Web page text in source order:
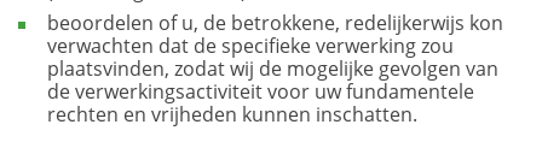
beoordelen of u, de betrokkene, redelijkerwijs kon
verwachten dat de specifieke verwerking zou
plaatsvinden, zodat wij de mogelijke gevolgen van
de verwerkingsactiviteit voor uw fundamentele
rechten en vrijheden kunnen inschatten.